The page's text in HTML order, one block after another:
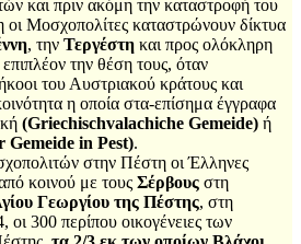
και πριν ακόμη την καταστροφή του
Μοσχοπολίτες καταστρώνουν δίκτυα
, την Τεργέστη και προς ολόκληρη
την θέση τους, όταν
του Αυστριακού κράτους και
η οποία στα-επίσημα έγγραφα
(Griechischvalachiche Gemeide) ή
Gemeide in Pest).
στην Πέστη οι Έλληνες
κοινού με τους Σέρβους στη
Γεωργίου της Πέστης, στη
300 περίπου οικογένειες των